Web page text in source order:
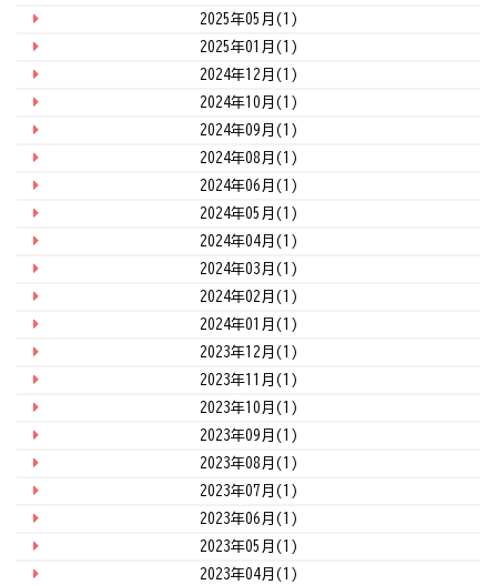
2025年05月(1)
2025年01月(1)
2024年12月(1)
2024年10月(1)
2024年09月(1)
2024年08月(1)
2024年06月(1)
2024年05月(1)
2024年04月(1)
2024年03月(1)
2024年02月(1)
2024年01月(1)
2023年12月(1)
2023年11月(1)
2023年10月(1)
2023年09月(1)
2023年08月(1)
2023年07月(1)
2023年06月(1)
2023年05月(1)
2023年04月(1)